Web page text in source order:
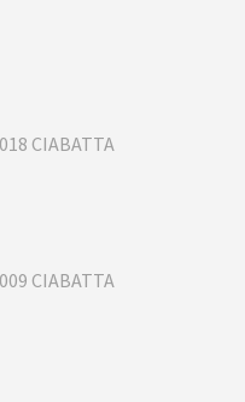
CIABATTA
CIABATTA